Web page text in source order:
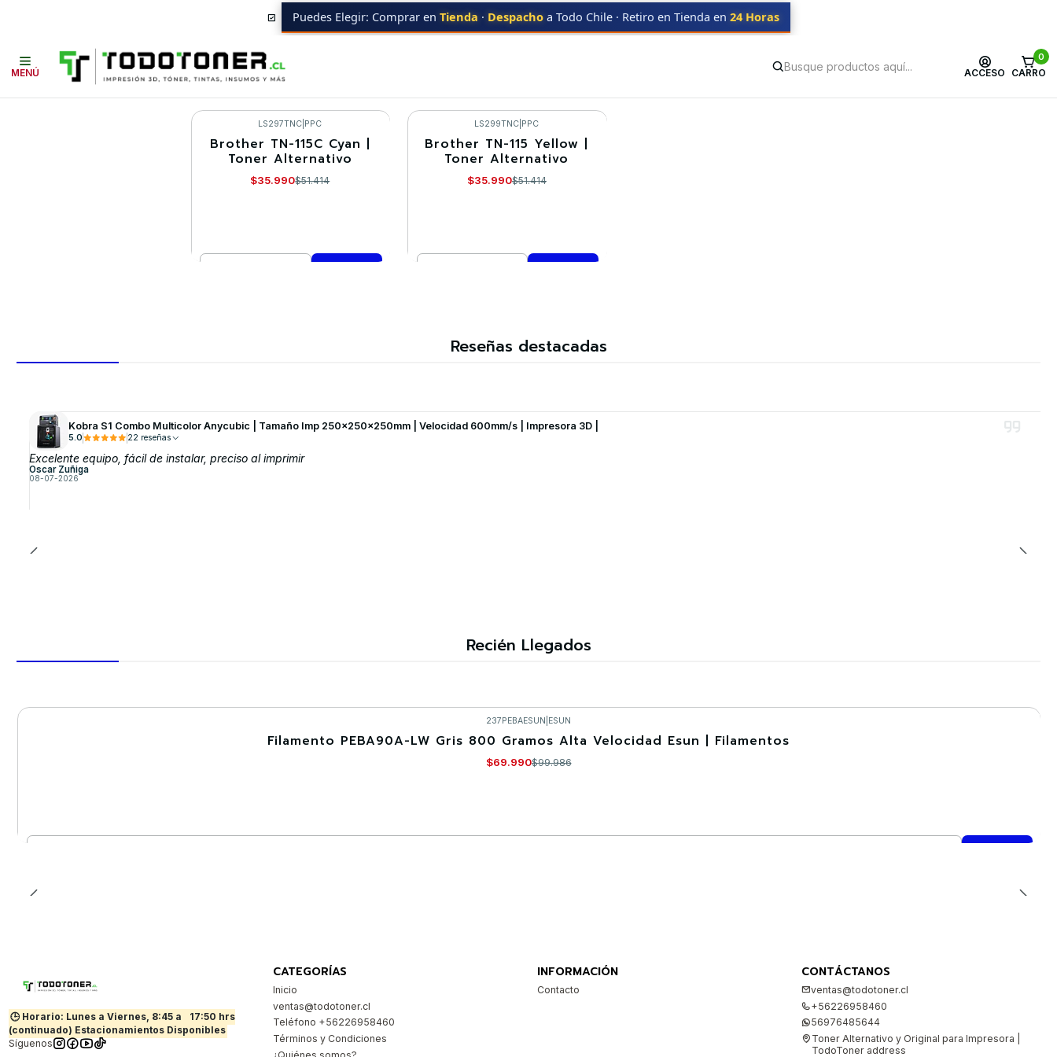
MENÚ ACCESO
0
CARRO
Puedes Elegir: Comprar en Tienda · Despacho a Todo Chile · Retiro en Tienda en 24 Horas
Equipos BROTHER HL-4040CN
HL-4040CN
-30%
LS297TNC PPC
Brother TN-115C Cyan |
Toner Alternativo
$35.990$51.414
-30%
LS299TNC PPC
Brother TN-115 Yellow |
Toner Alternativo
$35.990$51.414
Reseñas destacadas
Kobra S1 Combo Multicolor Anycubic | Tamaño Imp 250x250x250mm | Velocidad 600mm/s | Impresora 3D |
5.0 22 reseñas
Excelente equipo, fácil de instalar, preciso al imprimir
Oscar Zuñiga
08-07-2026
Recién Llegados
237PEBAESUN ESUN
Filamento PEBA90A-LW Gris 800 Gramos Alta Velocidad Esun | Filamentos
$69.990$99.986
🕒 Horario: Lunes a Viernes, 8:45 a
17:50 hrs
(continuado) Estacionamientos Disponibles
Síguenos
CATEGORÍAS
Inicio
ventas@todotoner.cl
Teléfono +56226958460
Términos y Condiciones
INFORMACIÓN
Contacto
CONTÁCTANOS
ventas@todotoner.cl
+56226958460
56976485644
Toner Alternativo y Original para Impresora |
TodoToner address